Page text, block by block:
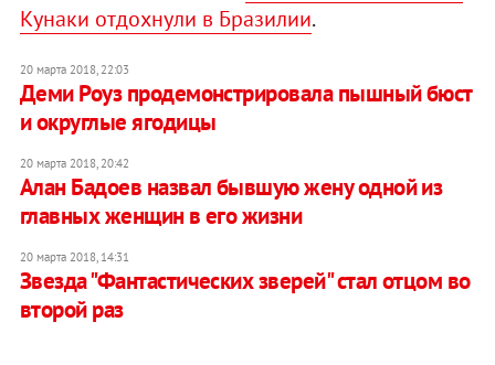
Кунаки отдохнули в Бразилии.
20 марта 2018, 22:03
Деми Роуз продемонстрировала пышный бюст
и округлые ягодицы
20 марта 2018, 20:42
Алан Бадоев назвал бывшую жену одной из
главных женщин в его жизни
20 марта 2018, 14:31
Звезда "Фантастических зверей" стал отцом во
второй раз